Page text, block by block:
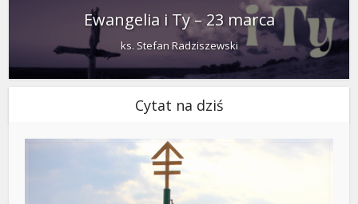
Ewangelia i Ty – 23 marca
ks. Stefan Radziszewski
Cytat na dziś